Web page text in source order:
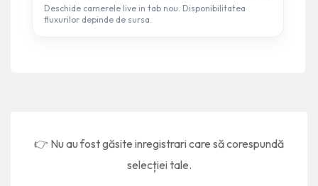
👉 Nu au fost găsite inregistrari care să corespundă
selecției tale.
Deschide camerele live in tab nou. Disponibilitatea
fluxurilor depinde de sursa.